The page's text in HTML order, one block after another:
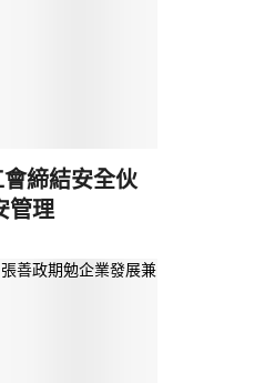
締結安全伙
管理